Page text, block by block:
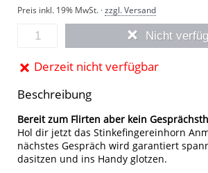
Preis inkl. 19% MwSt. ·zzgl. Versand
Nicht
Derzeit nicht verfügbar
Beschreibung
Bereit zum Flirten aber kein
Hol dir jetzt das Stinkefingereinhorn
nächstes Gespräch wird garantiert
dasitzen und ins Handy glotzen.